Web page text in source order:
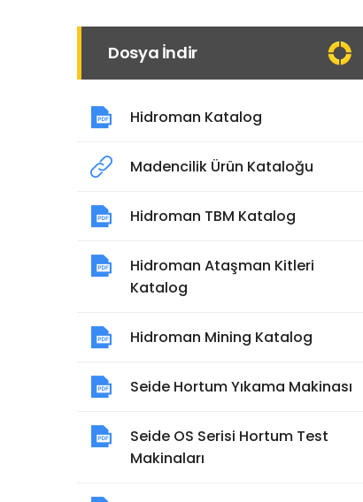
Dosya İndir
Hidroman Katalog
Madencilik Ürün Kataloğu
Hidroman TBM Katalog
Hidroman Ataşman Kitleri
Katalog
Hidroman Mining Katalog
Seide Hortum Yıkama Makinası
Seide OS Serisi Hortum Test
Makinaları